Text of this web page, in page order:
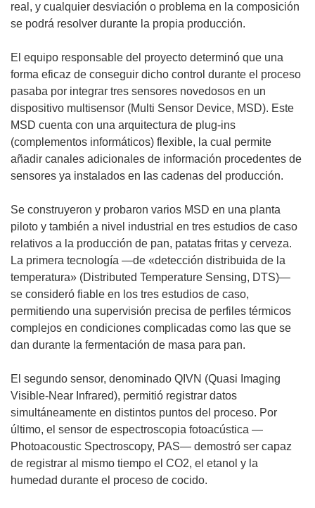
real, y cualquier desviación o problema en la composición
se podrá resolver durante la propia producción.
El equipo responsable del proyecto determinó que una
forma eficaz de conseguir dicho control durante el proceso
pasaba por integrar tres sensores novedosos en un
dispositivo multisensor (Multi Sensor Device, MSD). Este
MSD cuenta con una arquitectura de plug-ins
(complementos informáticos) flexible, la cual permite
añadir canales adicionales de información procedentes de
sensores ya instalados en las cadenas del producción.
Se construyeron y probaron varios MSD en una planta
piloto y también a nivel industrial en tres estudios de caso
relativos a la producción de pan, patatas fritas y cerveza.
La primera tecnología —de «detección distribuida de la
temperatura» (Distributed Temperature Sensing, DTS)—
se consideró fiable en los tres estudios de caso,
permitiendo una supervisión precisa de perfiles térmicos
complejos en condiciones complicadas como las que se
dan durante la fermentación de masa para pan.
El segundo sensor, denominado QIVN (Quasi Imaging
Visible-Near Infrared), permitió registrar datos
simultáneamente en distintos puntos del proceso. Por
último, el sensor de espectroscopia fotoacústica —
Photoacoustic Spectroscopy, PAS— demostró ser capaz
de registrar al mismo tiempo el CO2, el etanol y la
humedad durante el proceso de cocido.